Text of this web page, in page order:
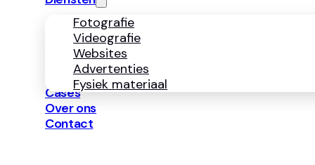
Fotografie
Videografie
Websites
Advertenties
Fysiek materiaal
Cases
Over ons
Contact